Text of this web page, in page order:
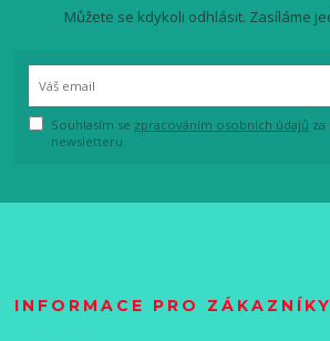
Můžete se kdykoli odhlásit. Zasíláme
Souhlasím se zpracováním osobních údajů
newsletteru.
INFORMACE PRO ZÁKAZNÍKY